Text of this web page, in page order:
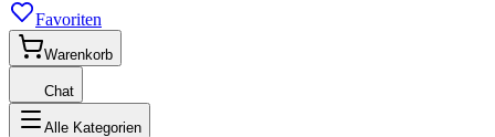
Favoriten
Warenkorb
Chat
Alle Kategorien